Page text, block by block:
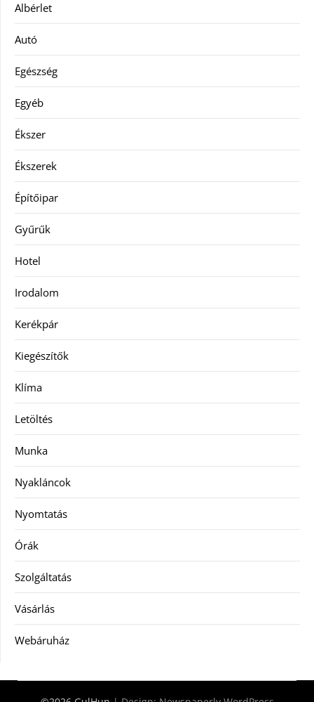
Albérlet
Autó
Egészség
Egyéb
Ékszer
Ékszerek
Építőipar
Gyűrűk
Hotel
Irodalom
Kerékpár
Kiegészítők
Klíma
Letöltés
Munka
Nyakláncok
Nyomtatás
Órák
Szolgáltatás
Vásárlás
Webáruház